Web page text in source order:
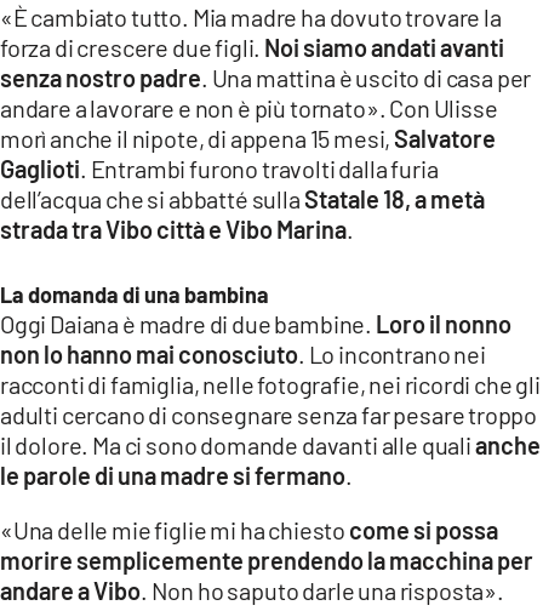
«È cambiato tutto. Mia madre ha dovuto trovare la
forza di crescere due figli. Noi siamo andati avanti
senza nostro padre . Una mattina è uscito di casa per
andare a lavorare e non è più tornato». Con Ulisse
morì anche il nipote, di appena 15 mesi,Salvatore
Gaglioti . Entrambi furono travolti dalla furia
dell’acqua che si abbatté sullaStatale 18, a metà
strada tra Vibo città e Vibo Marina
La domanda di una bambina
Oggi Daiana è madre di due bambine. Loro il nonno
non lo hanno mai conosciuto . Lo incontrano nei
racconti di famiglia, nelle fotografie, nei ricordi che gli
adulti cercano di consegnare senza far pesare troppo
il dolore. Ma ci sono domande davanti alle qualianche
le parole di una madre si fermano
«Una delle mie figlie mi ha chiesto come si possa
morire semplicemente prendendo la macchina per
andare a Vibo . Non ho saputo darle una risposta».